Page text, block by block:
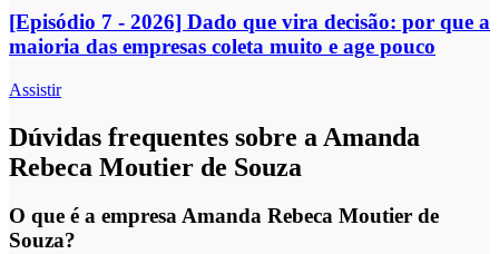
[Episódio 7 - 2026] Dado que vira decisão: por que a
maioria das empresas coleta muito e age pouco
Assistir
Dúvidas frequentes sobre a Amanda
Rebeca Moutier de Souza
O que é a empresa Amanda Rebeca Moutier de
Souza?